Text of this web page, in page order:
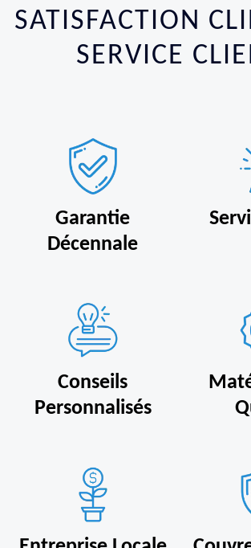
SATISFACTION
SERVICE
Garantie
Décennale
Conseils
Personnalisés